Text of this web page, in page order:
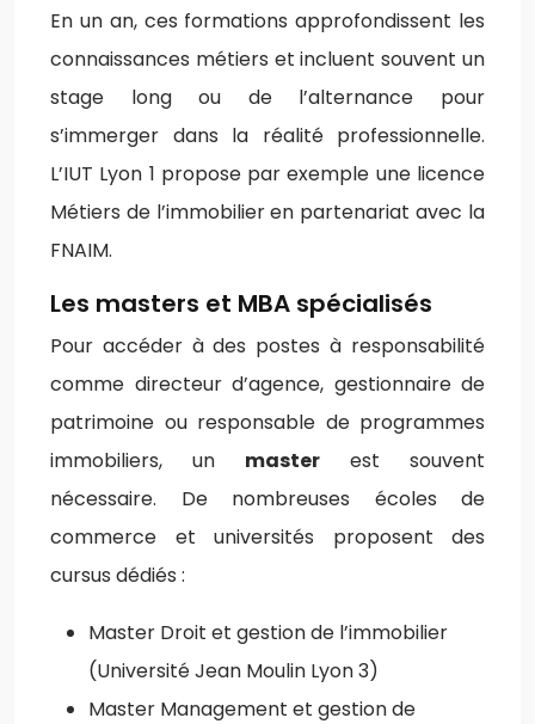
En un an, ces formations approfondissent les
connaissances métiers et incluent souvent un
stage long ou de l’alternance pour
s’immerger dans la réalité professionnelle.
L’IUT Lyon 1 propose par exemple une licence
Métiers de l’immobilier en partenariat avec la
FNAIM.
Les masters et MBA spécialisés
Pour accéder à des postes à responsabilité
comme directeur d’agence, gestionnaire de
patrimoine ou responsable de programmes
immobiliers, un master est souvent
nécessaire. De nombreuses écoles de
commerce et universités proposent des
cursus dédiés :
Master Droit et gestion de l’immobilier
(Université Jean Moulin Lyon 3)
Master Management et gestion de